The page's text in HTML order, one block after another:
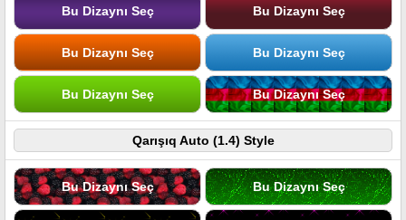
Bu Dizaynı Seç Bu Dizaynı Seç
Bu Dizaynı Seç Bu Dizaynı Seç
Bu Dizaynı Seç Bu Dizaynı Seç
Qarışıq Auto (1.4) Style
Bu Dizaynı Seç Bu Dizaynı Seç